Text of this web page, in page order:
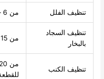
تنظيف الفلل من 6 – 10 ريال
تنظيف السجاد
بالبخار
من 15 – 25 ريال
تنظيف الكنب